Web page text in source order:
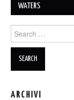
WATERS
for:
ARCHIVI